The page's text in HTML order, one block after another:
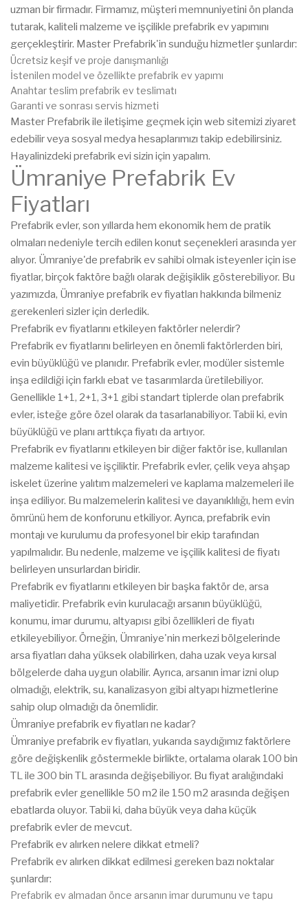
uzman bir firmadır. Firmamız, müşteri memnuniyetini ön planda
tutarak, kaliteli malzeme ve işçilikle prefabrik ev yapımını
gerçekleştirir. Master Prefabrik'in sunduğu hizmetler şunlardır:
Ücretsiz keşif ve proje danışmanlığı
İstenilen model ve özellikte prefabrik ev yapımı
Anahtar teslim prefabrik ev teslimatı
Garanti ve sonrası servis hizmeti
Master Prefabrik ile iletişime geçmek için web sitemizi ziyaret
edebilir veya sosyal medya hesaplarımızı takip edebilirsiniz.
Hayalinizdeki prefabrik evi sizin için yapalım.
Ümraniye Prefabrik Ev
Fiyatları
Prefabrik evler, son yıllarda hem ekonomik hem de pratik
olmaları nedeniyle tercih edilen konut seçenekleri arasında yer
alıyor. Ümraniye'de prefabrik ev sahibi olmak isteyenler için ise
fiyatlar, birçok faktöre bağlı olarak değişiklik gösterebiliyor. Bu
yazımızda, Ümraniye prefabrik ev fiyatları hakkında bilmeniz
gerekenleri sizler için derledik.
Prefabrik ev fiyatlarını etkileyen faktörler nelerdir?
Prefabrik ev fiyatlarını belirleyen en önemli faktörlerden biri,
evin büyüklüğü ve planıdır. Prefabrik evler, modüler sistemle
inşa edildiği için farklı ebat ve tasarımlarda üretilebiliyor.
Genellikle 1+1, 2+1, 3+1 gibi standart tiplerde olan prefabrik
evler, isteğe göre özel olarak da tasarlanabiliyor. Tabii ki, evin
büyüklüğü ve planı arttıkça fiyatı da artıyor.
Prefabrik ev fiyatlarını etkileyen bir diğer faktör ise, kullanılan
malzeme kalitesi ve işçiliktir. Prefabrik evler, çelik veya ahşap
iskelet üzerine yalıtım malzemeleri ve kaplama malzemeleri ile
inşa ediliyor. Bu malzemelerin kalitesi ve dayanıklılığı, hem evin
ömrünü hem de konforunu etkiliyor. Ayrıca, prefabrik evin
montajı ve kurulumu da profesyonel bir ekip tarafından
yapılmalıdır. Bu nedenle, malzeme ve işçilik kalitesi de fiyatı
belirleyen unsurlardan biridir.
Prefabrik ev fiyatlarını etkileyen bir başka faktör de, arsa
maliyetidir. Prefabrik evin kurulacağı arsanın büyüklüğü,
konumu, imar durumu, altyapısı gibi özellikleri de fiyatı
etkileyebiliyor. Örneğin, Ümraniye'nin merkezi bölgelerinde
arsa fiyatları daha yüksek olabilirken, daha uzak veya kırsal
bölgelerde daha uygun olabilir. Ayrıca, arsanın imar izni olup
olmadığı, elektrik, su, kanalizasyon gibi altyapı hizmetlerine
sahip olup olmadığı da önemlidir.
Ümraniye prefabrik ev fiyatları ne kadar?
Ümraniye prefabrik ev fiyatları, yukarıda saydığımız faktörlere
göre değişkenlik göstermekle birlikte, ortalama olarak 100 bin
TL ile 300 bin TL arasında değişebiliyor. Bu fiyat aralığındaki
prefabrik evler genellikle 50 m2 ile 150 m2 arasında değişen
ebatlarda oluyor. Tabii ki, daha büyük veya daha küçük
prefabrik evler de mevcut.
Prefabrik ev alırken nelere dikkat etmeli?
Prefabrik ev alırken dikkat edilmesi gereken bazı noktalar
şunlardır:
Prefabrik ev almadan önce arsanın imar durumunu ve tapu